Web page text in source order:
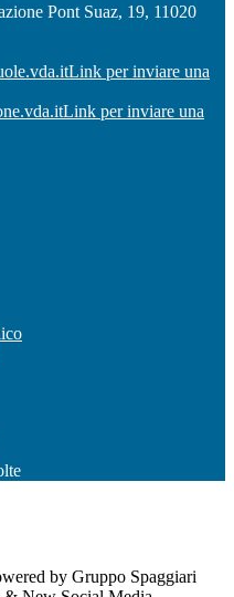
Pont Suaz, 19, 11020
Link per inviare una
Link per inviare una
by Gruppo Spaggiari